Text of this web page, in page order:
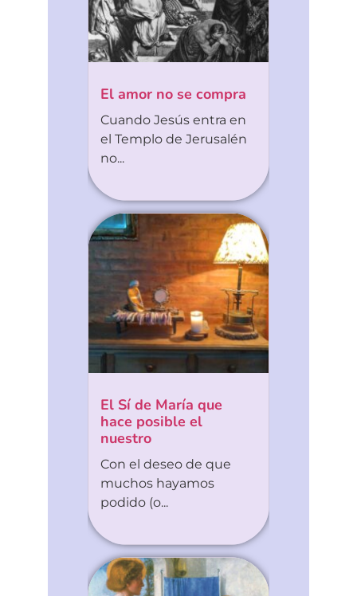
El amor no se compra
Cuando Jesús entra en
el Templo de Jerusalén
no...
El Sí de María que
hace posible el
nuestro
Con el deseo de que
muchos hayamos
podido (o...